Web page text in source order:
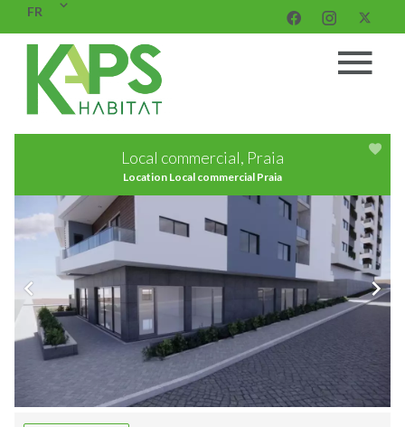
FR
Local commercial, Praia
Location Local commercial Praia